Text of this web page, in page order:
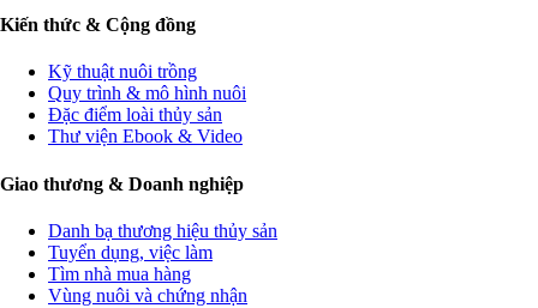
Kiến thức & Cộng đồng
Kỹ thuật nuôi trồng
Quy trình & mô hình nuôi
Đặc điểm loài thủy sản
Thư viện Ebook & Video
Giao thương & Doanh nghiệp
Danh bạ thương hiệu thủy sản
Tuyển dụng, việc làm
Tìm nhà mua hàng
Vùng nuôi và chứng nhận